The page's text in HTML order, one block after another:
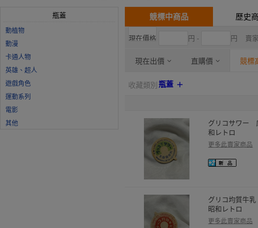
瓶蓋
動植物
動漫
卡通人物
英雄、超人
遊戲角色
運動系列
電影
其他
競標中商品 歷史
円 - 円 賣家
現在出價 直購價 競標
收藏類別瓶蓋
グリコサワー
和レトロ
更多此賣家商品
グリコ均質牛
昭和レトロ
更多此賣家商品